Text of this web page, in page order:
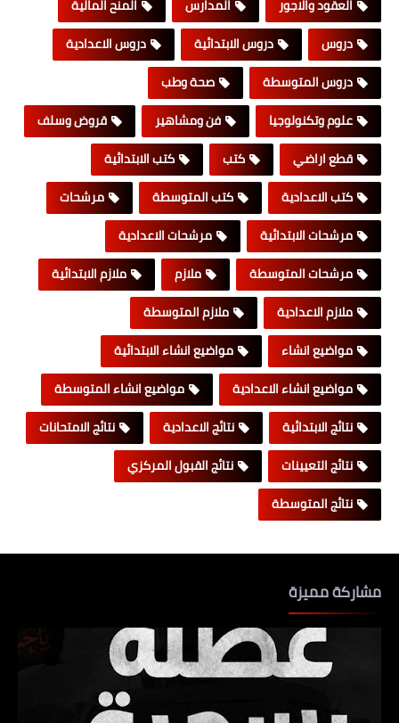
العقود والاجور
المدارس
المنح المالية
دروس
دروس الابتدائية
دروس الاعدادية
دروس المتوسطة
صحة وطب
علوم وتكنولوجيا
فن ومشاهير
قروض وسلف
قطع اراضي
كتب
كتب الابتدائية
كتب الاعدادية
كتب المتوسطة
مرشحات
مرشحات الابتدائية
مرشحات الاعدادية
مرشحات المتوسطة
ملازم
ملازم الابتدائية
ملازم الاعدادية
ملازم المتوسطة
مواضيع انشاء
مواضيع انشاء الابتدائية
مواضيع انشاء الاعدادية
مواضيع انشاء المتوسطة
نتائج الابتدائية
نتائج الاعدادية
نتائج الامتحانات
نتائج التعيينات
نتائج القبول المركزي
نتائج المتوسطة
مشاركة مميزة